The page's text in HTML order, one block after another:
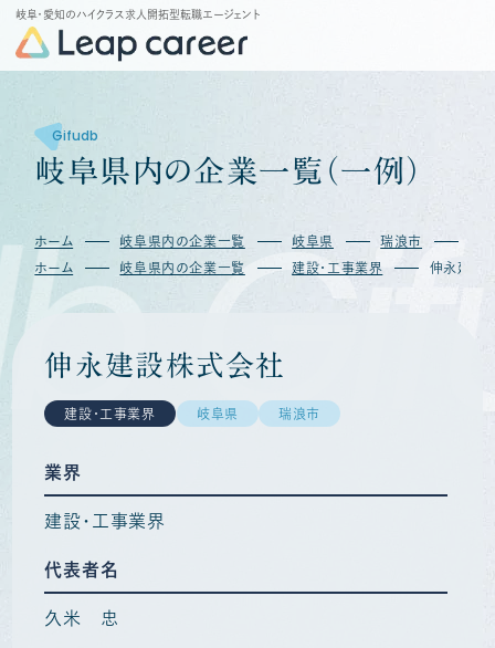
岐阜・愛知のハイクラス求人開拓型転職エージェント
Gifudb
岐阜県 内の企業一覧 （ 一例 ）
ホーム 岐阜県内の企業一覧 岐阜県 瑞浪市
ホーム
岐阜県内の企業一覧 建設・工事業界 伸永建設
伸永建設株式会社
建設・工事業界 岐阜県 瑞浪市
業界
建設・工事業界
代表者名
久米 忠